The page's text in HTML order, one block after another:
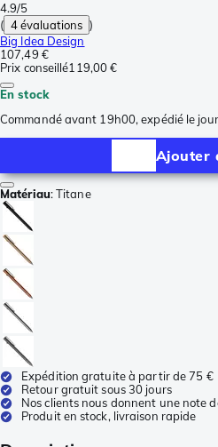
4.9/5
( 4 évaluations )
Big Idea Design
107,49 €
Prix conseillé119,00 €
En stock
Commandé avant 19h00, expédié le
Ajouter
Matériau:Titane
Expédition gratuite à partir de 75 €
Retour gratuit sous 30 jours
Nos clients nous donnent une note
Produit en stock, livraison rapide